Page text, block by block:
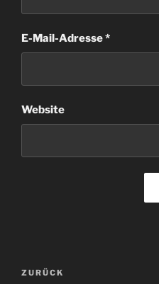
E-Mail-Adresse*
Website
Beitragsnavigation
Vorheriger
ZURÜCK